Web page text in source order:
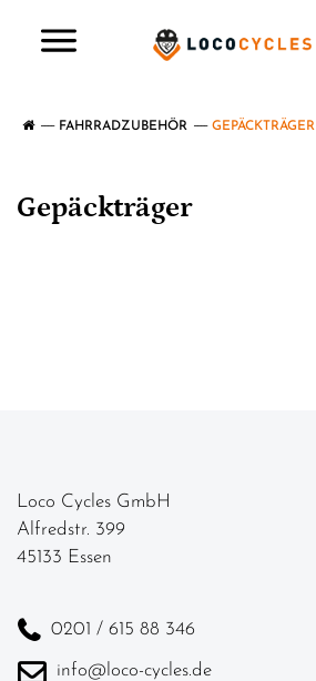
FAHRRADZUBEHÖR GEPÄCKTRÄGER
Gepäckträger
Loco Cycles GmbH
Alfredstr. 399
45133 Essen
0201 / 615 88 346
info@loco-cycles.de